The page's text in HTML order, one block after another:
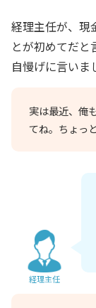
経理主任が、現
とが初めてだと
自慢げに言いま
実は最近、俺
てね。ちょっ
経理主任